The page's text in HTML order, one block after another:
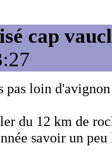
cap
pas loin
du 12 km de
savoir un